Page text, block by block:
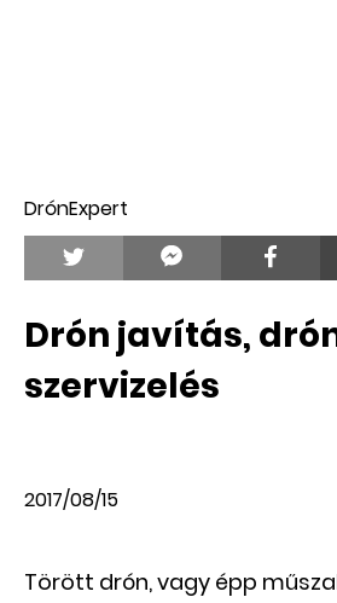
DrónExpert
Drón javítás,
szervizelés
2017/08/15
Törött drón, vagy épp